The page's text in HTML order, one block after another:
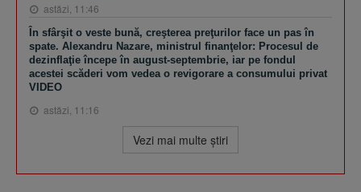
astăzi, 11:46
În sfârşit o veste bună, creşterea preţurilor face un pas în
spate. Alexandru Nazare, ministrul finanţelor: Procesul de
dezinflaţie începe în august-septembrie, iar pe fondul
acestei scăderi vom vedea o revigorare a consumului privat
VIDEO
astăzi, 11:16
Vezi mai multe ştiri